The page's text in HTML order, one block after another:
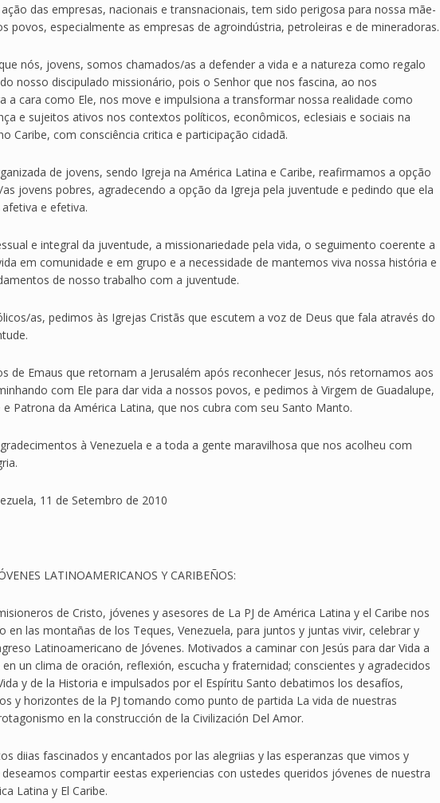
das empresas, nacionais e transnacionais, tem sido perigosa para nossa mãe-
povos, especialmente as empresas de agroindústria, petroleiras e de mineradoras.
nós, jovens, somos chamados/as a defender a vida e a natureza como regalo
nosso discipulado missionário, pois o Senhor que nos fascina, ao nos
a cara como Ele, nos move e impulsiona a transformar nossa realidade como
e sujeitos ativos nos contextos políticos, econômicos, eclesiais e sociais na
Caribe, com consciência critica e participação cidadã.
de jovens, sendo Igreja na América Latina e Caribe, reafirmamos a opção
jovens pobres, agradecendo a opção da Igreja pela juventude e pedindo que ela
e efetiva.
e integral da juventude, a missionariedade pela vida, o seguimento coerente a
em comunidade e em grupo e a necessidade de mantemos viva nossa história e
de nosso trabalho com a juventude.
as, pedimos às Igrejas Cristãs que escutem a voz de Deus que fala através do
de Emaus que retornam a Jerusalém após reconhecer Jesus, nós retornamos aos
com Ele para dar vida a nossos povos, e pedimos à Virgem de Guadalupe,
e Patrona da América Latina, que nos cubra com seu Santo Manto.
à Venezuela e a toda a gente maravilhosa que nos acolheu com
11 de Setembro de 2010
LATINOAMERICANOS Y CARIBEÑOS:
de Cristo, jóvenes y asesores de La PJ de América Latina y el Caribe nos
en las montañas de los Teques, Venezuela, para juntos y juntas vivir, celebrar y
Latinoamericano de Jóvenes. Motivados a caminar con Jesús para dar Vida a
un clima de oración, reflexión, escucha y fraternidad; conscientes y agradecidos
y de la Historia e impulsados por el Espíritu Santo debatimos los desafíos,
y horizontes de la PJ tomando como punto de partida La vida de nuestras
en la construcción de la Civilización Del Amor.
diias fascinados y encantados por las alegriias y las esperanzas que vimos y
compartir eestas experiencias con ustedes queridos jóvenes de nuestra
Latina y El Caribe.